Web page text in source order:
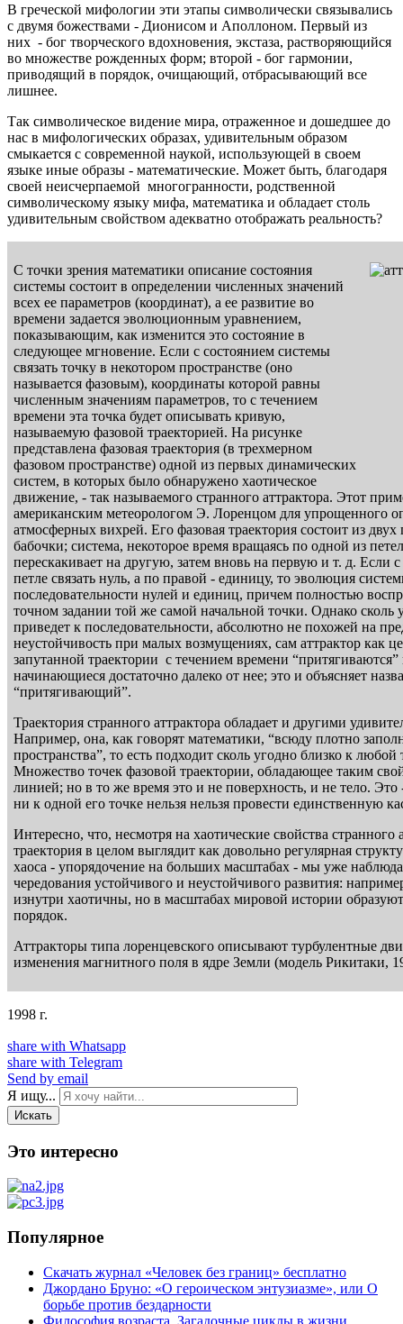
В греческой мифологии эти этапы символически связывались
с двумя божествами - Дионисом и Аполлоном. Первый из
них - бог творческого вдохновения, экстаза, растворяющийся
во множестве рожденных форм; второй - бог гармонии,
приводящий в порядок, очищающий, отбрасывающий все
лишнее.
Так символическое видение мира, отраженное и дошедшее до
нас в мифологических образах, удивительным образом
смыкается с современной наукой, использующей в своем
языке иные образы - математические. Может быть, благодаря
своей неисчерпаемой многогранности, родственной
символическому языку мифа, математика и обладает столь
удивительным свойством адекватно отображать реальность?
С точки зрения математики описание состояния
системы состоит в определении численных значений
всех ее параметров (координат), а ее развитие во
времени задается эволюционным уравнением,
показывающим, как изменится это состояние в
следующее мгновение. Если с состоянием системы
связать точку в некотором пространстве (оно
называется фазовым), координаты которой равны
численным значениям параметров, то с течением
времени эта точка будет описывать кривую,
называемую фазовой траекторией. На рисунке
представлена фазовая траектория (в трехмерном
фазовом пространстве) одной из первых динамических
систем, в которых было обнаружено хаотическое
движение, - так называемого странного аттрактора. Этот
американским метеорологом Э. Лоренцом для упрощенного
атмосферных вихрей. Его фазовая траектория состоит из
бабочки; система, некоторое время вращаясь по одной из
перескакивает на другую, затем вновь на первую и т. д. Если
петле связать нуль, а по правой - единицу, то эволюция
последовательности нулей и единиц, причем полностью
точном задании той же самой начальной точки. Однако сколь
приведет к последовательности, абсолютно не похожей на
неустойчивость при малых возмущениях, сам аттрактор как
запутанной траектории с течением времени “притягиваются”
начинающиеся достаточно далеко от нее; это и объясняет
“притягивающий”.
Траектория странного аттрактора обладает и другими
Например, она, как говорят математики, “всюду плотно
пространства”, то есть подходит сколь угодно близко к
Множество точек фазовой траектории, обладающее таким
линией; но в то же время это и не поверхность, и не тело.
ни к одной его точке нельзя нельзя провести единственную
Интересно, что, несмотря на хаотические свойства странного
траектория в целом выглядит как довольно регулярная
хаоса - упорядочение на больших масштабах - мы уже
чередования устойчивого и неустойчивого развития:
изнутри хаотичны, но в масштабах мировой истории
порядок.
Аттракторы типа лоренцевского описывают турбулентные
изменения магнитного поля в ядре Земли (модель Рикитаки,
1998 г.
share with Whatsapp
share with Telegram
Send by email
Я ищу...
Искать
Это интересно
Популярное
Скачать журнал «Человек без границ» бесплатно
Джордано Бруно: «О героическом энтузиазме», или О
борьбе против бездарности
Философия возраста. Загадочные циклы в жизни